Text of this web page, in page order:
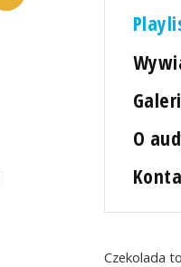
O
Czekolada